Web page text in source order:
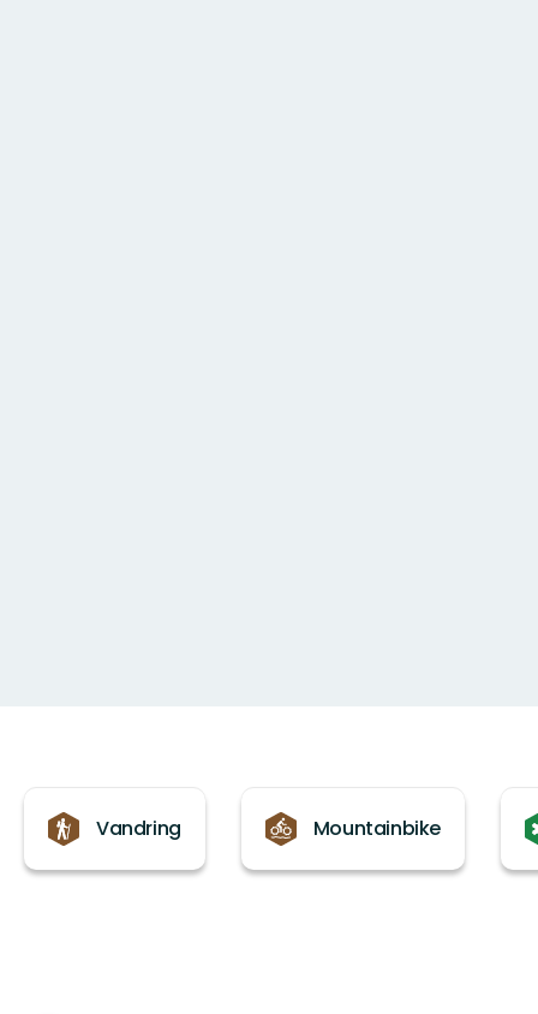
Vandring
Mountainbike